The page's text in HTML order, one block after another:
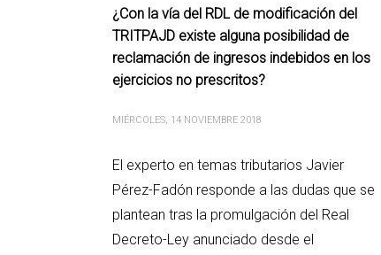
¿Con la vía del RDL de modificación del
TRITPAJD existe alguna posibilidad de
reclamación de ingresos indebidos en los
ejercicios no prescritos?
MIÉRCOLES, 14 NOVIEMBRE 2018
El experto en temas tributarios Javier
Pérez-Fadón responde a las dudas que se
plantean tras la promulgación del Real
Decreto-Ley anunciado desde el